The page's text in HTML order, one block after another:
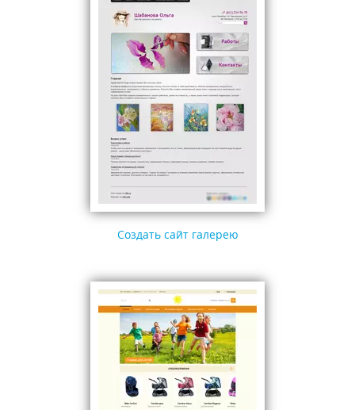
Создать сайт галерею